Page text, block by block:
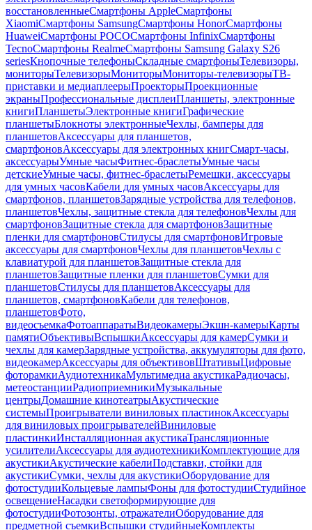
восстановленныеСмартфоны AppleСмартфоны
XiaomiСмартфоны SamsungСмартфоны HonorСмартфоны
HuaweiСмартфоны POCOСмартфоны InfinixСмартфоны
TecnoСмартфоны RealmeСмартфоны Samsung Galaxy S26
seriesКнопочные телефоныСкладные смартфоныТелевизоры,
мониторыТелевизорыМониторыМониторы-телевизорыТВ-
приставки и медиаплеерыПроекторыПроекционные
экраныПрофессиональные дисплеиПланшеты, электронные
книгиПланшетыЭлектронные книгиГрафические
планшетыБлокноты электронныеЧехлы, бамперы для
планшетовАксессуары для планшетов,
смартфоновАксессуары для электронных книгСмарт-часы,
аксессуарыУмные часыФитнес-браслетыУмные часы
детскиеУмные часы, фитнес-браслетыРемешки, аксессуары
для умных часовКабели для умных часовАксессуары для
смартфонов, планшетовЗарядные устройства для телефонов,
планшетовЧехлы, защитные стекла для телефоновЧехлы для
смартфоновЗащитные стекла для смартфоновЗащитные
пленки для смартфоновСтилусы для смартфоновИгровые
аксессуары для смартфоновЧехлы для планшетовЧехлы с
клавиатурой для планшетовЗащитные стекла для
планшетовЗащитные пленки для планшетовСумки для
планшетовСтилусы для планшетовАксессуары для
планшетов, смартфоновКабели для телефонов,
планшетовФото,
видеосъемкаФотоаппаратыВидеокамерыЭкшн-камерыКарты
памятиОбъективыВспышкиАксессуары для камерСумки и
чехлы для камерЗарядные устройства, аккумуляторы для фото,
видеокамерАксессуары для объективовШтативыЦифровые
фоторамкиАудиотехникаМультимедиа акустикаРадиочасы,
метеостанцииРадиоприемникиМузыкальные
центрыДомашние кинотеатрыАкустические
системыПроигрыватели виниловых пластинокАксессуары
для виниловых проигрывателейВиниловые
пластинкиИнсталляционная акустикаТрансляционные
усилителиАксессуары для аудиотехникиКомплектующие для
акустикиАкустические кабелиПодставки, стойки для
акустикиСумки, чехлы для акустикиОборудование для
фотостудииКольцевые лампыФоны для фотостудииСтудийное
освещениеНасадки светоформирующие для
фотостудииФотозонты, отражателиОборудование для
предметной съемкиВспышки студийныеКомплекты